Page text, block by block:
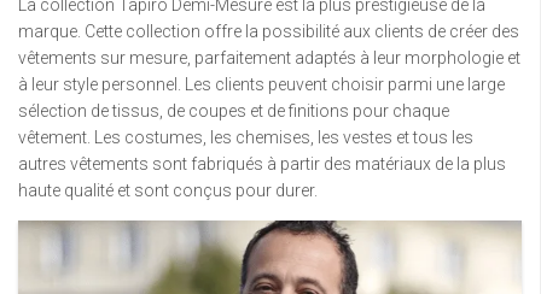
La collection Tapiro Demi-Mesure est la plus prestigieuse de la
marque. Cette collection offre la possibilité aux clients de créer des
vêtements sur mesure, parfaitement adaptés à leur morphologie et
à leur style personnel. Les clients peuvent choisir parmi une large
sélection de tissus, de coupes et de finitions pour chaque
vêtement. Les costumes, les chemises, les vestes et tous les
autres vêtements sont fabriqués à partir des matériaux de la plus
haute qualité et sont conçus pour durer.